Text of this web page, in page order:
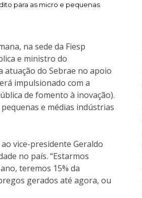
para as micro e pequenas
na sede da Fiesp
e ministro do
atuação do Sebrae no apoio
impulsionado com a
de fomento à inovação).
e médias indústrias
vice-presidente Geraldo
no país. “Estarmos
teremos 15% da
gerados até agora, ou